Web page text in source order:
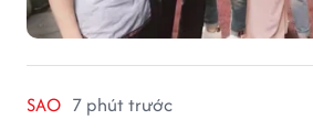
SAO 7 phút trước